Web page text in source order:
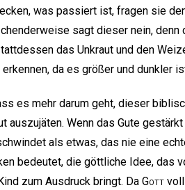
was passiert ist, fragen sie
sagt dieser nein, denn
das Unkraut und den
da es größer und dunkler
es mehr darum geht, dieser
auszujäten. Wenn das Gute
als etwas, das nie eine
bedeutet, die göttliche Idee, das
zum Ausdruck bringt. Da Gott